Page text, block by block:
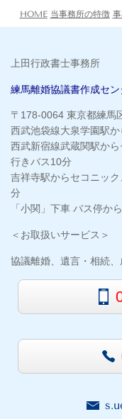
HOME 当事務所の特徴
上田行政書士事務所
練馬離婚協議書作成セン
〒178-0064 東京都練馬
西武池袋線大泉学園駅
西武新宿線武蔵関駅か
行きバス10分
吉祥寺駅からセコニッ
分
「小関」下車 バス停か
＜お取扱いサービス＞
協議離婚、遺言・相続